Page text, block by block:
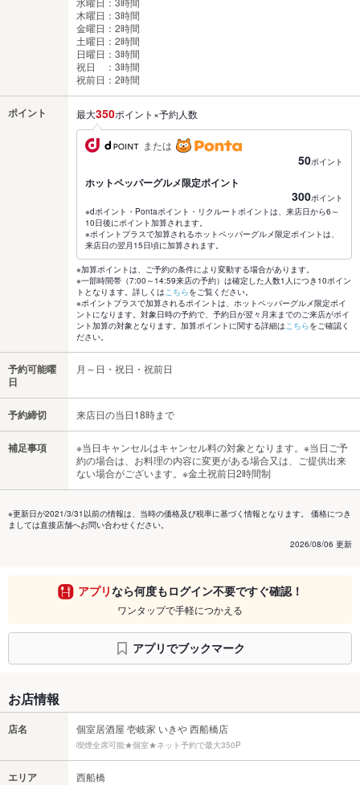
木曜日：3時間
金曜日：2時間
土曜日：2時間
日曜日：3時間
祝日 ：3時間
祝前日：2時間
ポイント 最大350ポイント×予約人数
または
50ポイント
ホットペッパーグルメ限定ポイント
300ポイント
※dポイント・Pontaポイント・リクルートポイントは、来店日から6～
10日後にポイント加算されます。
※ポイントプラスで加算されるホットペッパーグルメ限定ポイントは、
来店日の翌月15日頃に加算されます。
※加算ポイントは、ご予約の条件により変動する場合があります。
※一部時間帯（7:00～14:59来店の予約）は確定した人数1人につき10ポイン
トとなります。詳しくはこちらをご覧ください。
※ポイントプラスで加算されるポイントは、ホットペッパーグルメ限定ポイ
ントになります。対象日時の予約で、予約日が翌々月末までのご来店がポイ
ント加算の対象となります。加算ポイントに関する詳細はこちらをご確認く
ださい。
予約可能曜
日
月～日・祝日・祝前日
予約締切 来店日の当日18時まで
補足事項
※当日キャンセルはキャンセル料の対象となります。※当日ご予
約の場合は、お料理の内容に変更がある場合又は、ご提供出来
ない場合がございます。※金土祝前日2時間制
※更新日が2021/3/31以前の情報は、当時の価格及び税率に基づく情報となります。 価格につき
ましては直接店舗へお問い合わせください。
2026/08/06 更新
アプリなら何度もログイン不要ですぐ確認！
ワンタップで手軽につかえる
アプリでブックマーク
お店情報
店名 個室居酒屋 壱岐家 いきや 西船橋店
喫煙全席可能★個室★ネット予約で最大350P
エリア 西船橋